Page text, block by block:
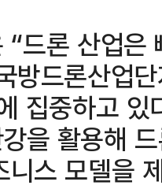
“드론 산업
방드론산업
집중하고
을 활용해
스 모델을